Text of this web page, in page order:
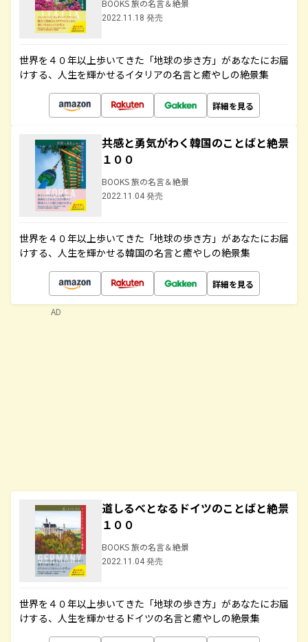
BOOKS 旅の名言＆絶景
2022.11.18 発売
世界を４０年以上歩いてきた「地球の歩き方」があなたにお届
けする、人生を輝かせるイタリアの名言と癒やしの絶景集
詳細を見る
共感と勇気がわく韓国のことばと絶景
１００
BOOKS 旅の名言＆絶景
2022.11.04 発売
世界を４０年以上歩いてきた「地球の歩き方」があなたにお届
けする、人生を輝かせる韓国の名言と癒やしの絶景集
詳細を見る
道しるべとなるドイツのことばと絶景
１００
BOOKS 旅の名言＆絶景
2022.11.04 発売
世界を４０年以上歩いてきた「地球の歩き方」があなたにお届
けする、人生を輝かせるドイツの名言と癒やしの絶景集
AD